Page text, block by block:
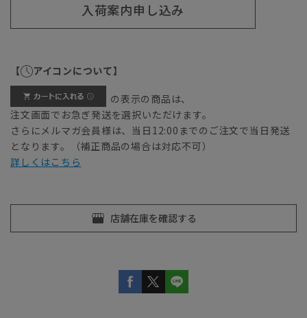
入荷案内申し込み
【 アイコンについて】
の表示の商品は、
注文画面でお急ぎ発送を選択いただけます。
さらにメルマガ会員様は、当日12:00までのご注文で当日発送
となります。（補正商品の場合は対応不可）
詳しくはこちら